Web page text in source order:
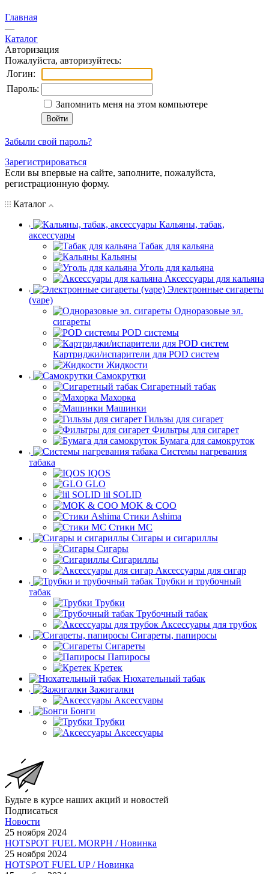
Главная
—
Каталог
Авторизация
Пожалуйста, авторизуйтесь:
Логин:
Пароль:
Запомнить меня на этом компьютере
Забыли свой пароль?
Зарегистрироваться
Если вы впервые на сайте, заполните, пожалуйста,
регистрационную форму.
Каталог
Кальяны, табак,
аксессуары
Табак для кальяна
Кальяны
Уголь для кальяна
Аксессуары для кальяна
Электронные сигареты
(vape)
Одноразовые эл.
сигареты
POD системы
Картриджи/испарители для POD систем
Жидкости
Самокрутки
Сигаретный табак
Махорка
Машинки
Гильзы для сигарет
Фильтры для сигарет
Бумага для самокруток
Системы нагревания
табака
IQOS
GLO
lil SOLID
MOK & COO
Стики Ashima
Стики MC
Сигары и сигариллы
Сигары
Сигариллы
Аксессуары для сигар
Трубки и трубочный
табак
Трубки
Трубочный табак
Аксессуары для трубок
Сигареты, папиросы
Сигареты
Папиросы
Кретек
Нюхательный табак
Зажигалки
Аксессуары
Бонги
Трубки
Аксессуары
Будьте в курсе наших акций и новостей
Подписаться
Новости
25 ноября 2024
HOTSPOT FUEL MORPH / Новинка
25 ноября 2024
HOTSPOT FUEL UP / Новинка